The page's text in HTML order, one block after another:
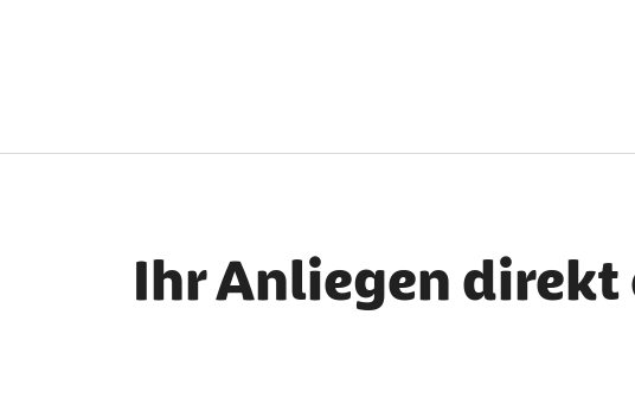
Ihr Anliegen direkt